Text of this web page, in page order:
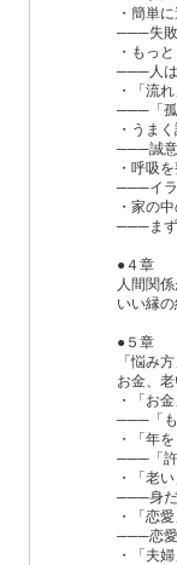
・簡単
───失敗
・もっ
───人は
・「流
───「孤
・うま
───誠意
・呼吸
───イラ
・家の
───まず
●４章
人間関
いい縁
●５章
「悩み
お金、
・「お
───「も
・「年
───「許
・「老
───身だ
・「恋
───恋愛
・「夫